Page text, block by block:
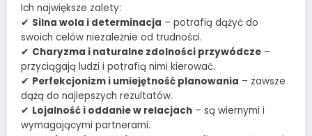
Ich największe zalety:
✔ Silna wola i determinacja – potrafią dążyć do
swoich celów niezależnie od trudności.
✔ Charyzma i naturalne zdolności przywódcze –
przyciągają ludzi i potrafią nimi kierować.
✔ Perfekcjonizm i umiejętność planowania – zawsze
dążą do najlepszych rezultatów.
✔ Lojalność i oddanie w relacjach – są wiernymi i
wymagającymi partnerami.